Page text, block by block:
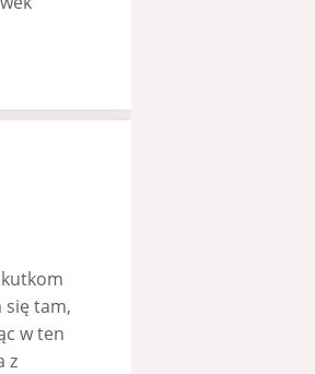
się tam,
w ten
z